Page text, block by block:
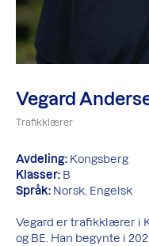
Vegard
Trafikklærer
Avdeling: Kongsberg
Klasser: B
Språk: Norsk, Engelsk
Vegard er trafikklærer i
og BE. Han begynte i